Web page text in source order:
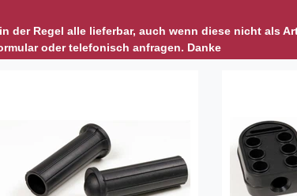
der Regel alle lieferbar, auch wenn diese nicht als
oder telefonisch anfragen. Danke